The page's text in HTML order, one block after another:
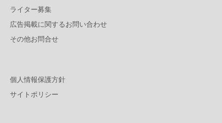
ライター募集
広告掲載に関するお問い合わせ
その他お問合せ
個人情報保護方針
サイトポリシー